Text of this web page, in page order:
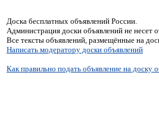
Доска бесплатных объявлений России.
Администрация доски объявлений не несет
Все тексты объявлений, размещённые на
Написать модератору доски объявлений
Как правильно подать объявление на доску